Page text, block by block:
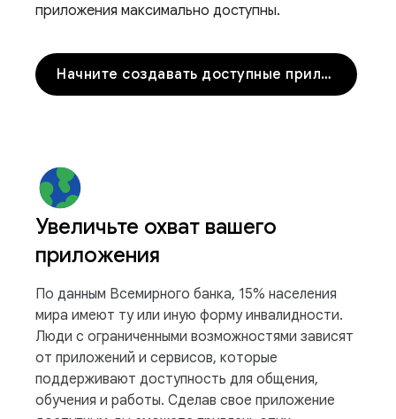
приложения максимально доступны.
Начните создавать доступные приложения
Увеличьте охват вашего
приложения
По данным Всемирного банка, 15% населения
мира имеют ту или иную форму инвалидности.
Люди с ограниченными возможностями зависят
от приложений и сервисов, которые
поддерживают доступность для общения,
обучения и работы. Сделав свое приложение